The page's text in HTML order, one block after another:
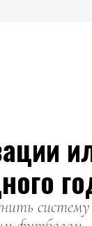
систему